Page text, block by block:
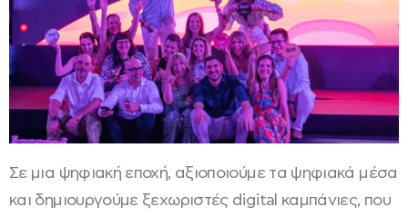
Σε μια ψηφιακή εποχή, αξιοποιούμε τα ψηφιακά μέσα
και δημιουργούμε ξεχωριστές digital καμπάνιες, που